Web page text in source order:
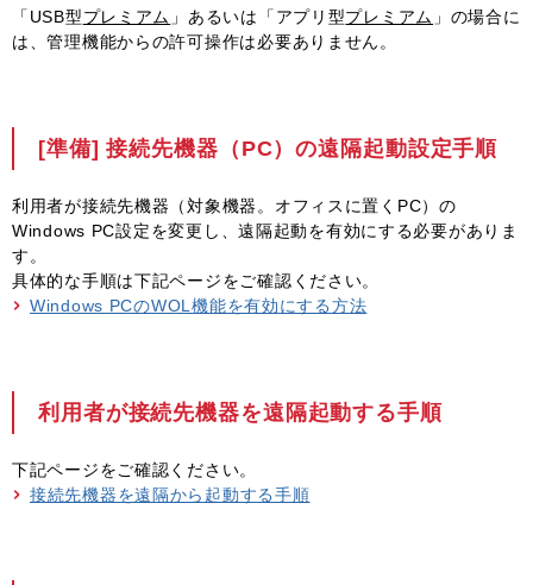
「USB型プレミアム 」あるいは「アプリ型プレミアム 」の場合に
は、管理機能からの許可操作は必要ありません。
[準備] 接続先機器（PC）の遠隔起動設定手順
利用者が接続先機器（対象機器。オフィスに置くPC）の
Windows PC設定を変更し、遠隔起動を有効にする必要がありま
す。
具体的な手順は下記ページをご確認ください。
Windows PCのWOL機能を有効にする方法
利用者が接続先機器を遠隔起動する手順
下記ページをご確認ください。
接続先機器を遠隔から起動する手順